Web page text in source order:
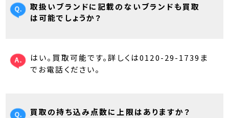
取扱いブランドに記載のないブランドも買取
は可能でしょうか？
はい。買取可能です。詳しくは0120-29-1739ま
でお電話ください。
買取の持ち込み点数に上限はありますか？